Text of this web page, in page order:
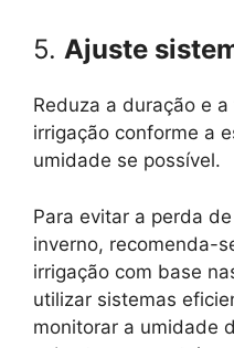
5. Ajuste
Reduza a duração e
irrigação conforme a
umidade se possível.
Para evitar a perda
inverno, recomenda-
irrigação com base
utilizar sistemas
monitorar a umidade